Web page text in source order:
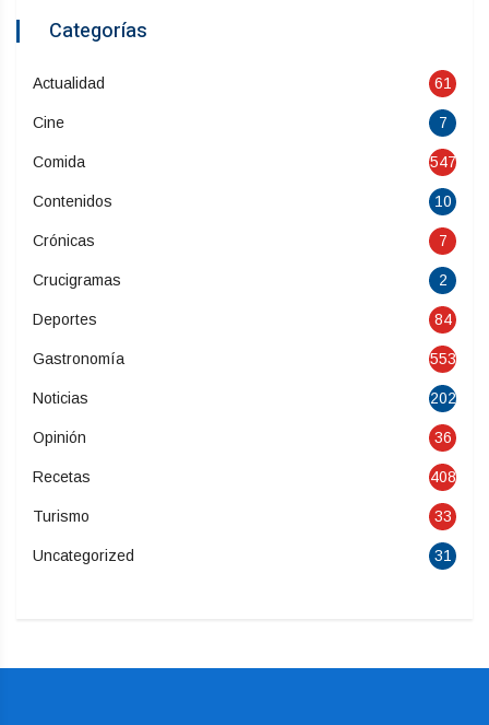
Categorías
Actualidad 61
Cine 7
Comida 547
Contenidos 10
Crónicas 7
Crucigramas 2
Deportes 84
Gastronomía 553
Noticias 202
Opinión 36
Recetas 408
Turismo 33
Uncategorized 31